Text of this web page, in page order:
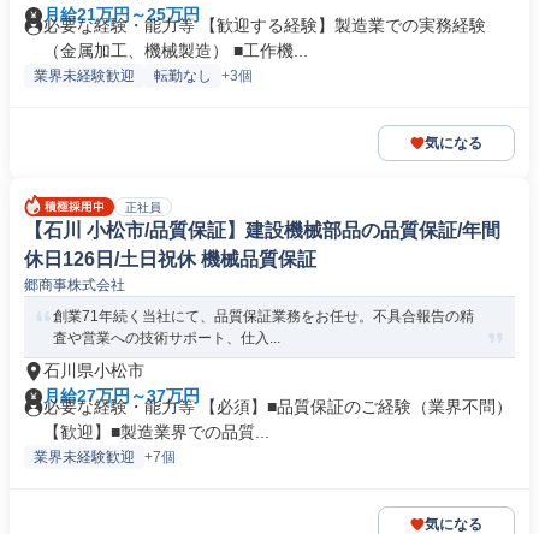
月給21万円～25万円
必要な経験・能力等 【歓迎する経験】製造業での実務経験
（金属加工、機械製造） ■工作機...
業界未経験歓迎 転勤なし +3個
気になる
正社員
【石川 小松市/品質保証】建設機械部品の品質保証/年間
休日126日/土日祝休 機械品質保証
郷商事株式会社
創業71年続く当社にて、品質保証業務をお任せ。不具合報告の精
査や営業への技術サポート、仕入...
石川県小松市
月給27万円～37万円
必要な経験・能力等 【必須】■品質保証のご経験（業界不問）
【歓迎】■製造業界での品質...
業界未経験歓迎 +7個
気になる